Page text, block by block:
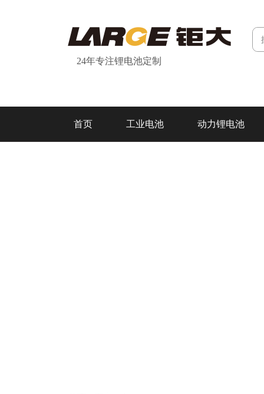
24年专注锂电池定制
首页 工业电池 动力锂电池